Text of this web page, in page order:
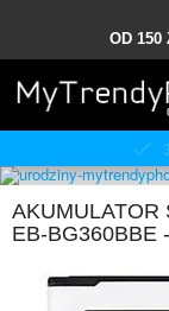
OD 150
AKUMULATOR
EB-BG360BBE